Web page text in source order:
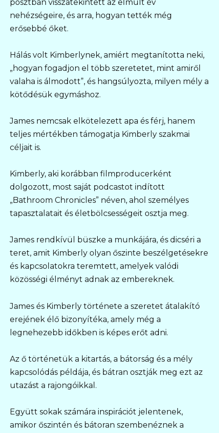
posztban visszatekintett az elmúlt év
nehézségeire, és arra, hogyan tették még
erősebbé őket.
Hálás volt Kimberlynek, amiért megtanította neki,
„hogyan fogadjon el több szeretetet, mint amiről
valaha is álmodott”, és hangsúlyozta, milyen mély a
kötődésük egymáshoz.
James nemcsak elkötelezett apa és férj, hanem
teljes mértékben támogatja Kimberly szakmai
céljait is.
Kimberly, aki korábban filmproducerként
dolgozott, most saját podcastot indított
„Bathroom Chronicles” néven, ahol személyes
tapasztalatait és életbölcsességeit osztja meg.
James rendkívül büszke a munkájára, és dicséri a
teret, amit Kimberly olyan őszinte beszélgetésekre
és kapcsolatokra teremtett, amelyek valódi
közösségi élményt adnak az embereknek.
James és Kimberly története a szeretet átalakító
erejének élő bizonyítéka, amely még a
legnehezebb időkben is képes erőt adni.
Az ő történetük a kitartás, a bátorság és a mély
kapcsolódás példája, és bátran osztják meg ezt az
utazást a rajongóikkal.
Együtt sokak számára inspirációt jelentenek,
amikor őszintén és bátoran szembenéznek a